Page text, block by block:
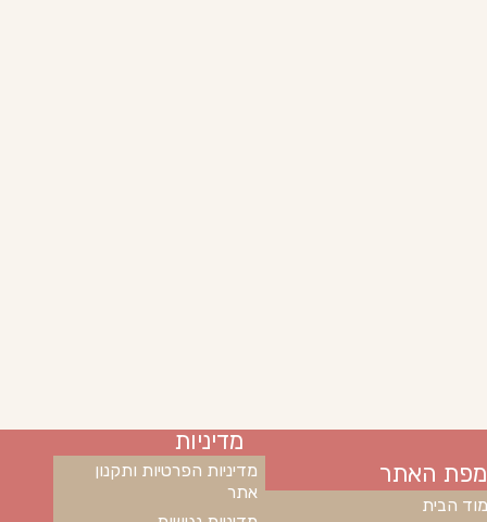
מפת האתר
הבית
מדיניות
מדיניות הפרטיות ותקנון
אתר